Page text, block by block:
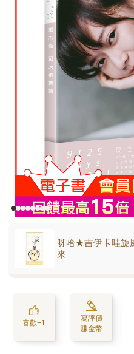
呀哈★吉伊卡哇旋
來
喜歡+1
寫評價
賺金幣